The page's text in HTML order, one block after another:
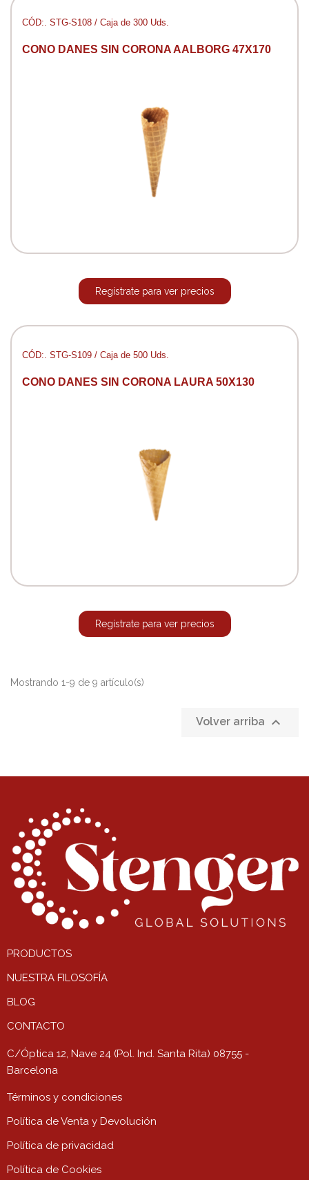
CÓD:. STG-S108 / Caja de 300 Uds.
CONO DANES SIN CORONA AALBORG 47X170
Regístrate para ver precios
CÓD:. STG-S109 / Caja de 500 Uds.
CONO DANES SIN CORONA LAURA 50X130
Regístrate para ver precios
Mostrando 1-9 de 9 artículo(s)
Volver arriba 
PRODUCTOS
NUESTRA FILOSOFÍA
BLOG
CONTACTO
C/Óptica 12, Nave 24 (Pol. Ind. Santa Rita) 08755 -
Barcelona
Términos y condiciones
Política de Venta y Devolución
Política de privacidad
Política de Cookies